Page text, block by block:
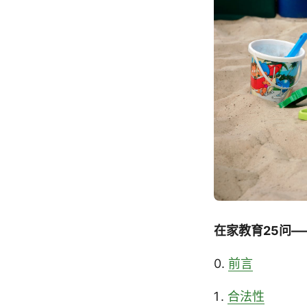
在家教育25问
0. 前言
合法性